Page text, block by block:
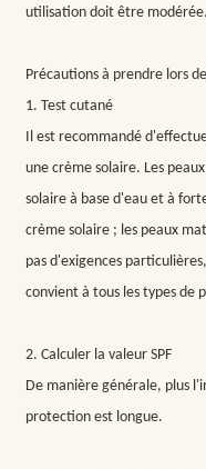
utilisation doit être modérée.
Précautions à prendre lors
1. Test cutané
Il est recommandé
une crème solaire. Les
solaire à base d'eau et à
crème solaire ; les peaux
pas d'exigences
convient à tous les types de
2. Calculer la valeur SPF
De manière générale, plus
protection est longue.